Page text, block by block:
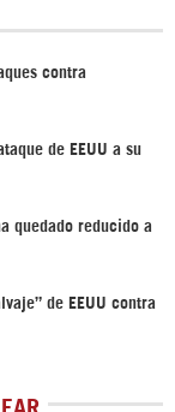
contra
de EEUU a su
quedado reducido a
de EEUU contra